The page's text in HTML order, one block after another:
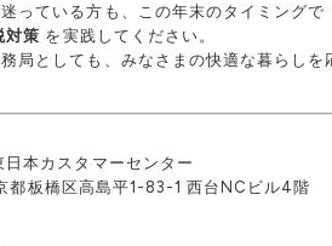
っている方も、この年末のタイミングで
対策 を実践してください。
局としても、みなさまの快適な暮らしを
本カスタマーセンター
板橋区高島平1-83-1 西台NCビル4階